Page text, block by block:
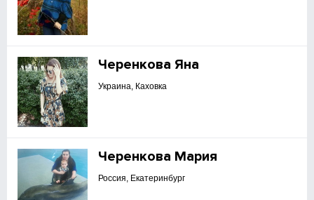
Черенкова Яна
Украина, Каховка
Черенкова Мария
Россия, Екатеринбург